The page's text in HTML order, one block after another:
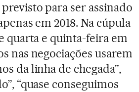
para ser assinado
em 2018. Na cúpula
quarta e quinta-feira em
nas negociações usarem
da linha de chegada”,
“quase conseguimos